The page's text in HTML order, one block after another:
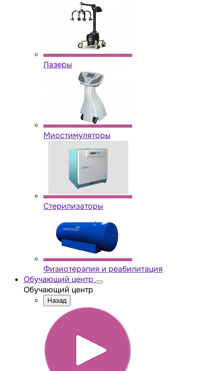
Лазеры
Миостимуляторы
Стерилизаторы
Физиотерапия и реабилитация
Обучающий центр
Обучающий центр
Назад